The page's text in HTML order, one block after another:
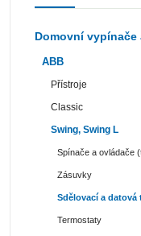
Domovní vypínače
ABB
Přístroje
Classic
Swing, Swing L
Spínače a ovládače
Zásuvky
Sdělovací a datová
Termostaty